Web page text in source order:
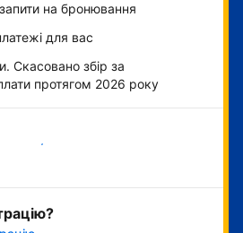
на бронювання
для вас
Скасовано збір за
протягом 2026 року
зараз